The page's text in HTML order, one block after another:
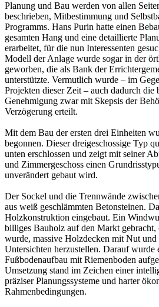
Planung und Bau werden von allen
beschrieben, Mitbestimmung und
Programms. Hans Purin hatte einen
gesamten Hang und eine detaillierte
erarbeitet, für die nun Interessenten
Modell der Anlage wurde sogar in der
geworben, die als Bank der
unterstützte. Vermutlich wurde – im
Projekten dieser Zeit – auch dadurch die
Genehmigung zwar mit Skepsis der
Verzögerung erteilt.
Mit dem Bau der ersten drei Einheiten
begonnen. Dieser dreigeschossige Typ
unten erschlossen und zeigt mit seiner
und Zimmergeschoss einen
unverändert gebaut wird.
Der Sockel und die Trennwände
aus weiß geschlämmten Betonsteinen.
Holzkonstruktion eingebaut. Ein
billiges Bauholz auf den Markt gebracht,
wurde, massive Holzdecken mit Nut
Untersichten herzustellen. Darauf wurde
Fußbodenaufbau mit Riemenboden
Umsetzung stand im Zeichen einer
präziser Planungssysteme und harter
Rahmenbedingungen.